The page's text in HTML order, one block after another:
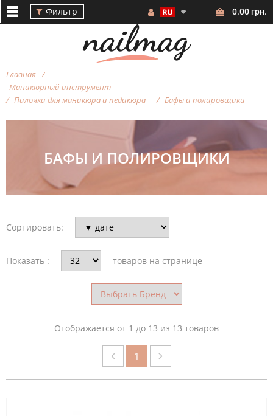
Фильтр 0.00 грн.
Главная
Маникюрный инструмент
Пилочки для маникюра и педикюра
Бафы и полировщики
БРЕНД
НАЗНАЧЕНИЕ
ПИЛОЧКИ
АБРАЗИВНОСТЬ
ПИЛОЧКИ
БАФЫ И ПОЛИРОВЩИКИ
Сортировать:
Показать : товаров на странице
Отображается от 1 до 13 из 13 товаров
1